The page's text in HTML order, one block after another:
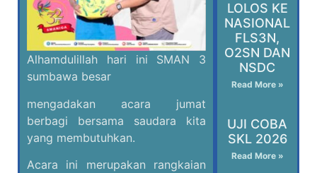
Alhamdulillah hari ini SMAN 3
sumbawa besar
mengadakan acara jumat
berbagi bersama saudara kita
yang membutuhkan.
Acara ini merupakan rangkaian
LOLOS KE
NASIONAL
FLS3N,
O2SN DAN
NSDC
Read More »
UJI COBA
SKL 2026
Read More »